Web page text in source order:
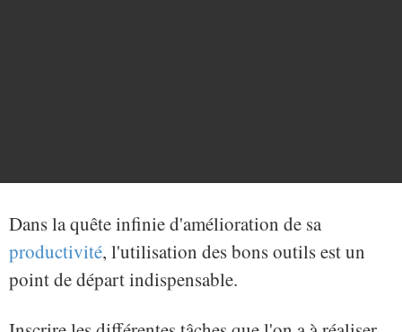
Dans la quête infinie d'amélioration de sa
productivité, l'utilisation des bons outils est un
point de départ indispensable.